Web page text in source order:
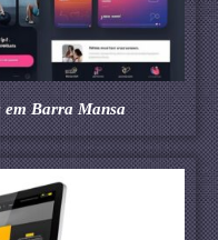
em Barra Mansa